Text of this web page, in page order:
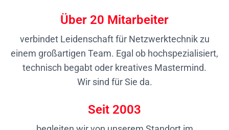
Über 20 Mitarbeiter
verbindet Leidenschaft für Netzwerktechnik zu
einem großartigen Team. Egal ob hochspezialisiert,
technisch begabt oder kreatives Mastermind.
Wir sind für Sie da.
Seit 2003